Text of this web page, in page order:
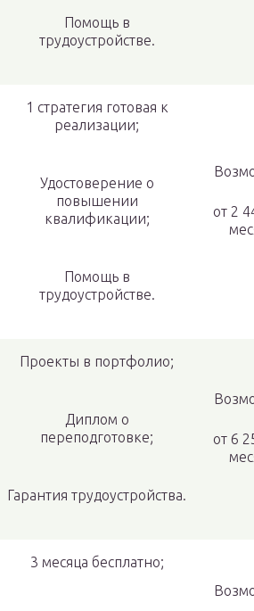
Помощь в
трудоустройстве.
1 стратегия готовая к
реализации;
Удостоверение о
повышении
квалификации;
Помощь в
трудоустройстве.
от 2
Проекты в портфолио;
Диплом о
переподготовке;
Гарантия трудоустройства.
от 6
3 месяца бесплатно;